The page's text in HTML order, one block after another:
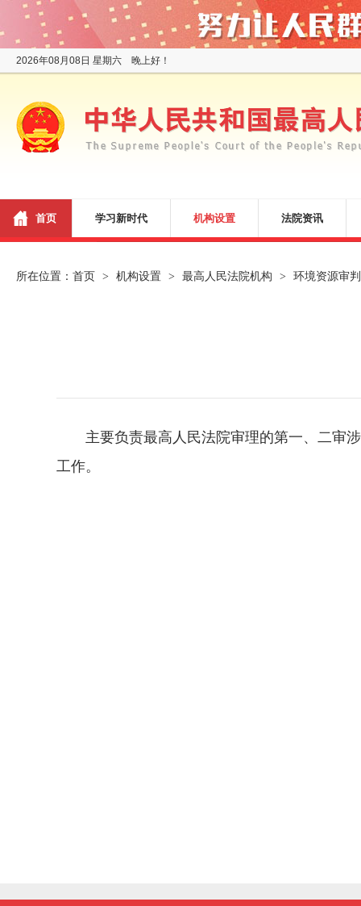
2026年08月08日 星期六 晚上好！
首页 学习新时代 机构设置 法院资讯
所在位置： 首页 > 机构设置 > 最高人民法院机构 > 环境资源审
主要负责最高人民法院审理的第一、二审
工作。